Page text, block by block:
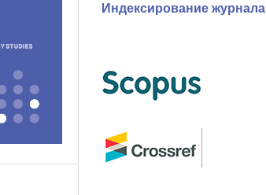
Индексирование журнала